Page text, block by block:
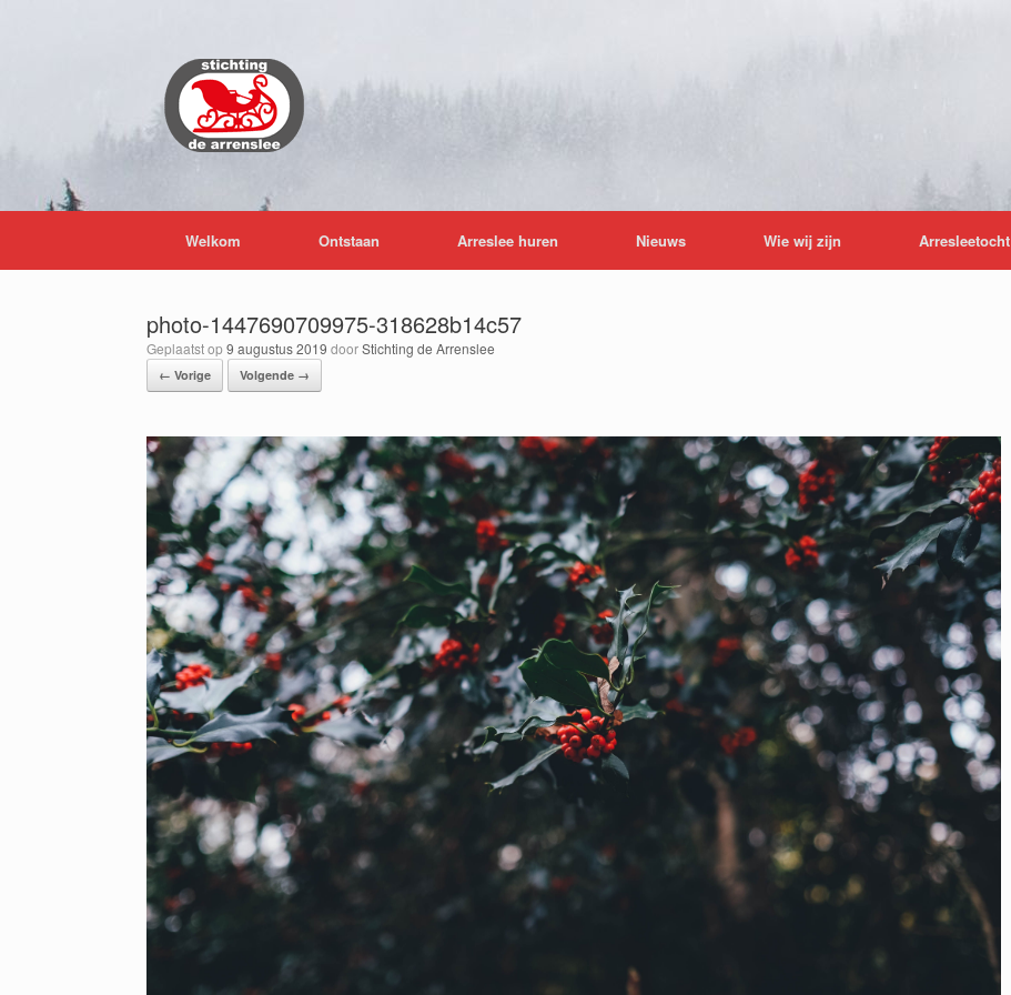
Welkom Ontstaan Arreslee huren Nieuws Wie wij zijn Arresleetocht
photo-1447690709975-318628b14c57
Geplaatst op9 augustus 2019 doorStichting de Arrenslee
← Vorige Volgende →